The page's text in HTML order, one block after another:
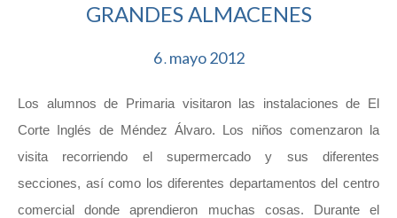
GRANDES ALMACENES
6. mayo2012
Los alumnos de Primaria visitaron las instalaciones de El
Corte Inglés de Méndez Álvaro. Los niños comenzaron la
visita recorriendo el supermercado y sus diferentes
secciones, así como los diferentes departamentos del centro
comercial donde aprendieron muchas cosas. Durante el